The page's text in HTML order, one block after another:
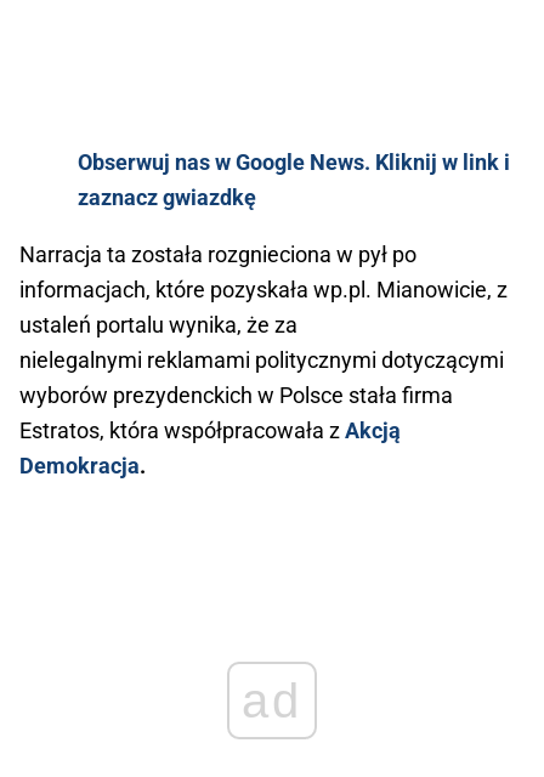
Obserwuj nas w Google News. Kliknij w link i
zaznacz gwiazdkę
Narracja ta została rozgnieciona w pył po
informacjach, które pozyskała wp.pl. Mianowicie, z
ustaleń portalu wynika, że za
nielegalnymi reklamami politycznymi dotyczącymi
wyborów prezydenckich w Polsce stała firma
Estratos, która współpracowała zAkcją
Demokracja.
ad